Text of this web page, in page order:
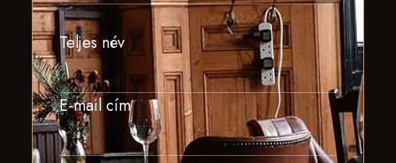
Teljes név
E-mail cím